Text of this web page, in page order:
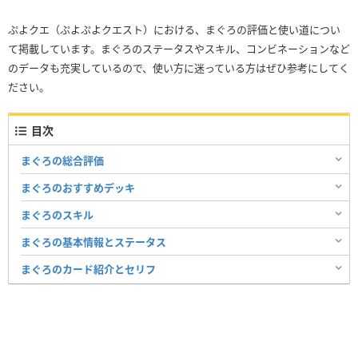
ぷよクエ（ぷよぷよクエスト）における、まぐろの評価と使い道につい
て掲載しています。まぐろのステータスやスキル、コンビネーションなど
のデータも充実しているので、使い方に迷っている方はぜひ参考にしてく
ださい。
目次
まぐろの総合評価
まぐろのおすすめデッキ
まぐろのスキル
まぐろの基本情報とステータス
まぐろのカード紹介とセリフ